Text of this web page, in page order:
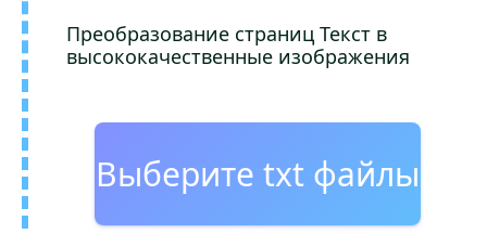
Преобразование страниц Текст в
высококачественные изображения
Выберите txt файлы